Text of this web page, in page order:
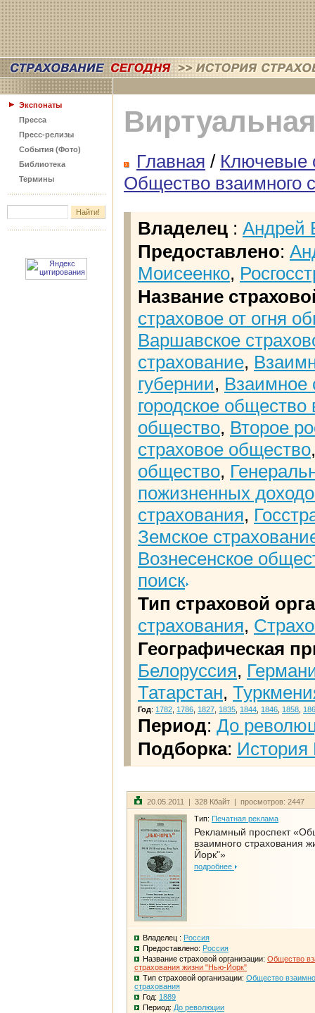
Экспонаты
Пресса
Пресс-релизы
События (Фото)
Библиотека
Термины
Главная / Ключевые
Общество взаимного
Владелец : Андрей
Предоставлено:
Моисеенко,
Название
страховое от огня
Варшавское
страхование,
губернии, Взаимное
городское общество
общество, Второе
страховое общество
общество,
пожизненных
страхования,
Земское
Вознесенское
поиск
Тип страховой
страхования,
Географическая
Белоруссия,
Татарстан,
Год: 1782 1786 1827 1835 1844 1846 1858
Период: До
Подборка: История
20.05.2011 | 328 Кбайт | просмотров: 2447
Тип: Печатная реклама
Рекламный проспект
взаимного страхования
Йорк"»
подробнее
Владелец : Россия
Предоставлено: Россия
Название страховой организации: Общество
страхования жизни "Нью-Йорк"
Тип страховой организации: Общество
страхования
Год: 1889
Период: До революции